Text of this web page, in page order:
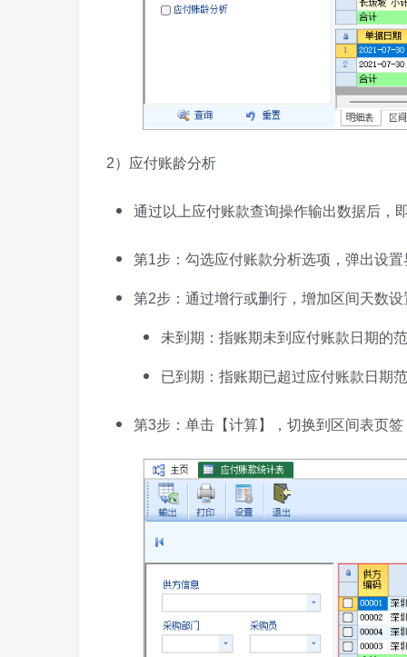
2）应付账龄分析
通过以上应付账款查询操作输出数据后，
第1步：勾选应付账款分析选项，弹出设置
第2步：通过增行或删行，增加区间天数
未到期：指账期未到应付账款日期的
已到期：指账期已超过应付账款日期
第3步：单击【计算】，切换到区间表页